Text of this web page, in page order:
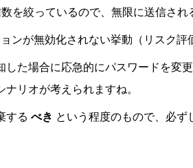
を絞っているので、無限に送信され
ンが無効化されない挙動（リスク
た場合に応急的にパスワードを変
リオが考えられますね。
する べき という程度のもので、必ず